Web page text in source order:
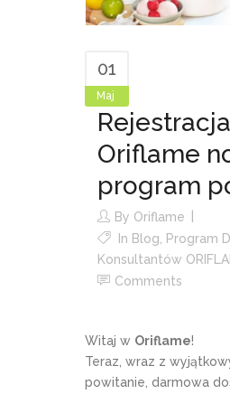
01
Maj
Oriflame
program
By Oriflame
In Blog
Program
Konsultantów
Comments
Witaj w Oriflame!
Teraz, wraz z
powitanie, darmowa